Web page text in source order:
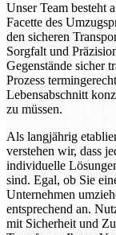
Unser Team besteht
Facette des
den sicheren
Sorgfalt und
Gegenstände sicher
Prozess
Lebensabschnitt
zu müssen.
Als langjährig
verstehen wir, dass
individuelle
sind. Egal, ob Sie
Unternehmen
entsprechend an.
mit Sicherheit und